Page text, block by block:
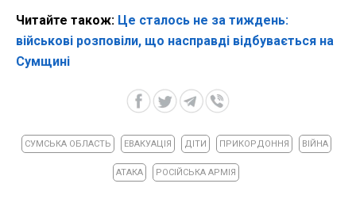
Читайте також: Це сталось не за тиждень:
військові розповіли, що насправді відбувається на
Сумщині
СУМСЬКА ОБЛАСТЬ ЕВАКУАЦІЯ ДІТИ ПРИКОРДОННЯ ВІЙНА
АТАКА РОСІЙСЬКА АРМІЯ